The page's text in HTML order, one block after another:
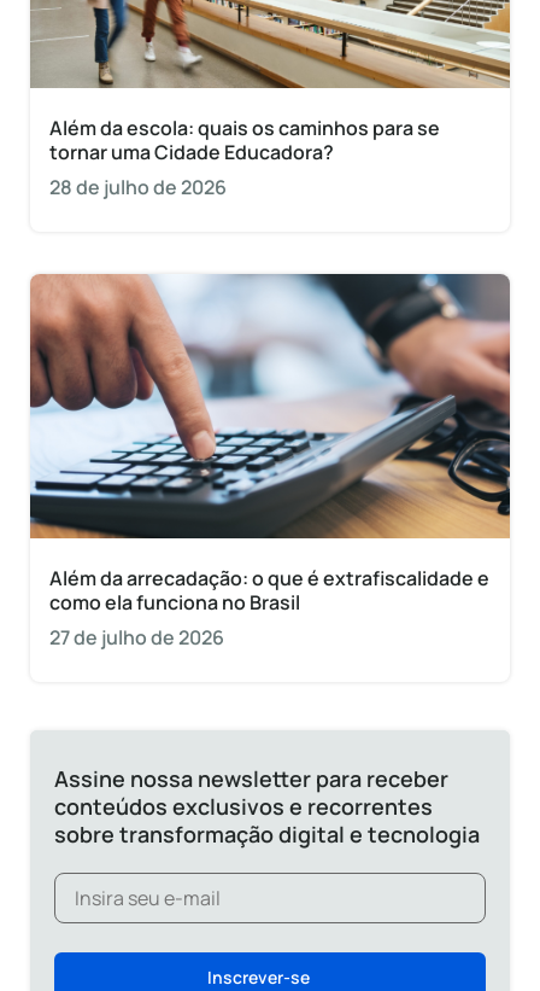
Além da escola: quais os caminhos para se
tornar uma Cidade Educadora?
28 de julho de 2026
Além da arrecadação: o que é extrafiscalidade e
como ela funciona no Brasil
27 de julho de 2026
Assine nossa newsletter para receber
conteúdos exclusivos e recorrentes
sobre transformação digital e tecnologia
Inscrever-se